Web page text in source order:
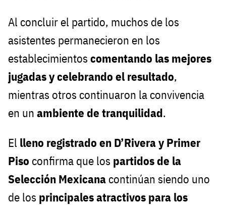
Al concluir el partido, muchos de los
asistentes permanecieron en los
establecimientos comentando las mejores
jugadas y celebrando el resultado,
mientras otros continuaron la convivencia
en un ambiente de tranquilidad.
El lleno registrado en D’Rivera y Primer
Piso confirma que los partidos de la
Selección Mexicana continúan siendo uno
de los principales atractivos para los